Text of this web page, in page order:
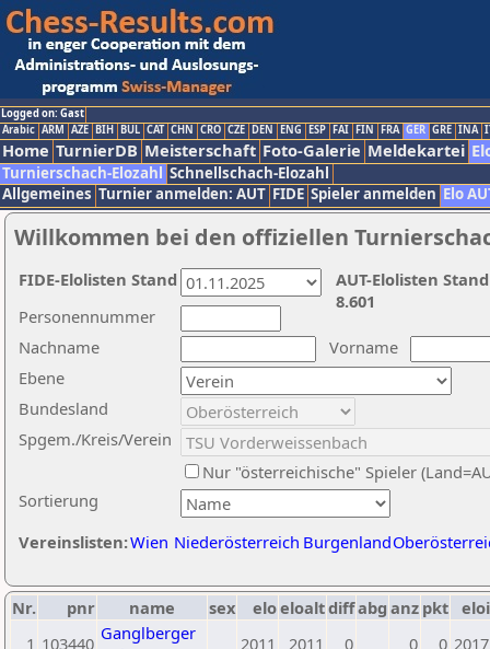
Logged on: Gast
Arabic ARM AZE BIH BUL CAT CHN CRO CZE DEN ENG ESP FAI FIN FRA GER GRE INA
Home TurnierDB Meisterschaft Foto-Galerie Meldekartei
Turnierschach-Elozahl Schnellschach-Elozahl
Allgemeines Turnier anmelden: AUT FIDE Spieler anmelden Elo
Willkommen bei den offiziellen
Nachname
Vorname
Ebene
Sortierung
Personennummer
Bundesland
Spgem./Kreis/Verein
Nur "österreichische" Spieler
Vereinslisten:Wien Niederösterreich Burgenland
AUT-Elolisten
8.601
FIDE-Elolisten Stand
Nr. pnr name sex eloeloaltdiffabg anz pkt eloi
1 103440 Ganglberger
2011 2011 0 0 0 2017